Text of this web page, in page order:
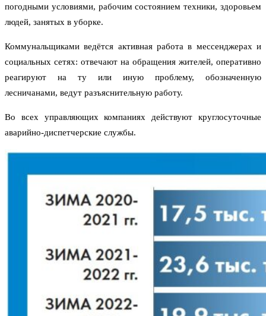
погодными условиями, рабочим состоянием техники, здоровьем
людей, занятых в уборке.
Коммунальщиками ведётся активная работа в мессенджерах и
социальных сетях: отвечают на обращения жителей, оперативно
реагируют на ту или иную проблему, обозначенную
лесничанами, ведут разъяснительную работу.
Во всех управляющих компаниях действуют круглосуточные
аварийно-диспетчерские службы.